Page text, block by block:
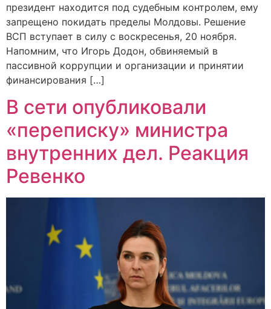
президент находится под судебным контролем, ему
запрещено покидать пределы Молдовы. Решение
ВСП вступает в силу с воскресенья, 20 ноября.
Напомним, что Игорь Додон, обвиняемый в
пассивной коррупции и организации и принятии
финансирования […]
В сети опубликовали
«переписку» министра
внутренних дел. Реакция
Ревенко